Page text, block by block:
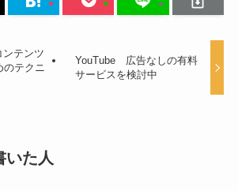
ンテンツ
のテクニ
YouTube 広告なしの有料
サービスを検討中
いた人